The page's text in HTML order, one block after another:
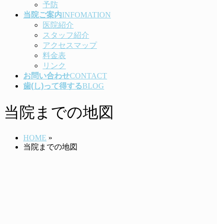
予防
当院ご案内INFOMATION
医院紹介
スタッフ紹介
アクセスマップ
料金表
リンク
お問い合わせCONTACT
歯(し)って得するBLOG
当院までの地図
HOME »
当院までの地図